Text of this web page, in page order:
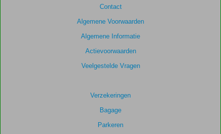
Contact
Algemene Voorwaarden
Algemene Informatie
Actievoorwaarden
Veelgestelde Vragen
Verzekeringen
Bagage
Parkeren